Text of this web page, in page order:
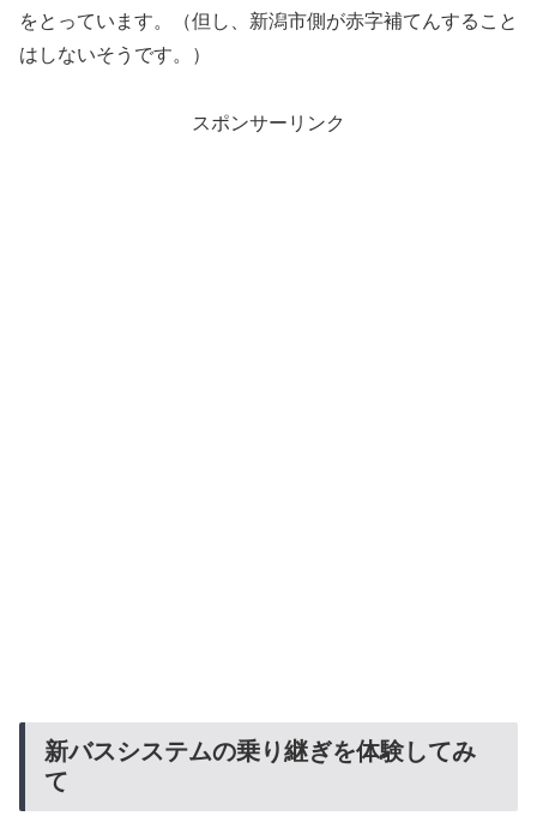
をとっています。（但し、新潟市側が赤字補てんすること
はしないそうです。）
スポンサーリンク
新バスシステムの乗り継ぎを体験してみ
て